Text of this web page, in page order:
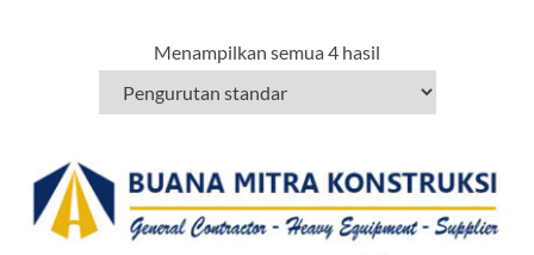
Menampilkan semua 4 hasil